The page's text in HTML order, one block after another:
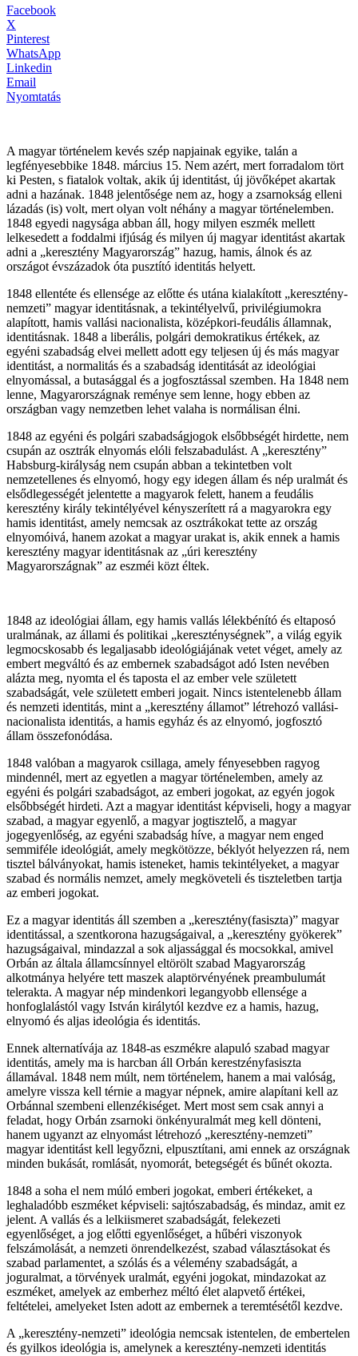
Facebook
X
Pinterest
WhatsApp
Linkedin
Email
Nyomtatás
A magyar történelem kevés szép napjainak egyike, talán a
legfényesebbike 1848. március 15. Nem azért, mert forradalom tört
ki Pesten, s fiatalok voltak, akik új identitást, új jövőképet akartak
adni a hazának. 1848 jelentősége nem az, hogy a zsarnokság elleni
lázadás (is) volt, mert olyan volt néhány a magyar történelemben.
1848 egyedi nagysága abban áll, hogy milyen eszmék mellett
lelkesedett a foddalmi ifjúság és milyen új magyar identitást akartak
adni a „keresztény Magyarország” hazug, hamis, álnok és az
országot évszázadok óta pusztító identitás helyett.
1848 ellentéte és ellensége az előtte és utána kialakított „keresztény-
nemzeti” magyar identitásnak, a tekintélyelvű, privilégiumokra
alapított, hamis vallási nacionalista, középkori-feudális államnak,
identitásnak. 1848 a liberális, polgári demokratikus értékek, az
egyéni szabadság elvei mellett adott egy teljesen új és más magyar
identitást, a normalitás és a szabadság identitását az ideológiai
elnyomással, a butasággal és a jogfosztással szemben. Ha 1848 nem
lenne, Magyarországnak reménye sem lenne, hogy ebben az
országban vagy nemzetben lehet valaha is normálisan élni.
1848 az egyéni és polgári szabadságjogok elsőbbségét hirdette, nem
csupán az osztrák elnyomás elóli felszabadulást. A „keresztény”
Habsburg-királyság nem csupán abban a tekintetben volt
nemzetellenes és elnyomó, hogy egy idegen állam és nép uralmát és
elsődlegességét jelentette a magyarok felett, hanem a feudális
keresztény király tekintélyével kényszerített rá a magyarokra egy
hamis identitást, amely nemcsak az osztrákokat tette az ország
elnyomóivá, hanem azokat a magyar urakat is, akik ennek a hamis
keresztény magyar identitásnak az „úri keresztény
Magyarországnak” az eszméi közt éltek.
1848 az ideológiai állam, egy hamis vallás lélekbénító és eltaposó
uralmának, az állami és politikai „kereszténységnek”, a világ egyik
legmocskosabb és legaljasabb ideológiájának vetet véget, amely az
embert megváltó és az embernek szabadságot adó Isten nevében
alázta meg, nyomta el és taposta el az ember vele született
szabadságát, vele született emberi jogait. Nincs istentelenebb állam
és nemzeti identitás, mint a „keresztény államot” létrehozó vallási-
nacionalista identitás, a hamis egyház és az elnyomó, jogfosztó
állam összefonódása.
1848 valóban a magyarok csillaga, amely fényesebben ragyog
mindennél, mert az egyetlen a magyar történelemben, amely az
egyéni és polgári szabadságot, az emberi jogokat, az egyén jogok
elsőbbségét hirdeti. Azt a magyar identitást képviseli, hogy a magyar
szabad, a magyar egyenlő, a magyar jogtisztelő, a magyar
jogegyenlőség, az egyéni szabadság híve, a magyar nem enged
semmiféle ideológiát, amely megkötözze, béklyót helyezzen rá, nem
tisztel bálványokat, hamis isteneket, hamis tekintélyeket, a magyar
szabad és normális nemzet, amely megköveteli és tiszteletben tartja
az emberi jogokat.
Ez a magyar identitás áll szemben a „keresztény(fasiszta)” magyar
identitással, a szentkorona hazugságaival, a „keresztény gyökerek”
hazugságaival, mindazzal a sok aljassággal és mocsokkal, amivel
Orbán az általa államcsínnyel eltörölt szabad Magyarország
alkotmánya helyére tett maszek alaptörvényének preambulumát
telerakta. A magyar nép mindenkori legangyobb ellensége a
honfoglalástól vagy István királytól kezdve ez a hamis, hazug,
elnyomó és aljas ideológia és identitás.
Ennek alternatívája az 1848-as eszmékre alapuló szabad magyar
identitás, amely ma is harcban áll Orbán kerestzényfasiszta
államával. 1848 nem múlt, nem történelem, hanem a mai valóság,
amelyre vissza kell térnie a magyar népnek, amire alapítani kell az
Orbánnal szembeni ellenzékiséget. Mert most sem csak annyi a
feladat, hogy Orbán zsarnoki önkényuralmát meg kell dönteni,
hanem ugyanzt az elnyomást létrehozó „keresztény-nemzeti”
magyar identitást kell legyőzni, elpusztítani, ami ennek az országnak
minden bukását, romlását, nyomorát, betegségét és bűnét okozta.
1848 a soha el nem múló emberi jogokat, emberi értékeket, a
leghaladóbb eszméket képviseli: sajtószabadság, és mindaz, amit ez
jelent. A vallás és a lelkiismeret szabadságát, felekezeti
egyenlőséget, a jog előtti egyenlőséget, a hűbéri viszonyok
felszámolását, a nemzeti önrendelkezést, szabad választásokat és
szabad parlamentet, a szólás és a vélemény szabadságát, a
joguralmat, a törvények uralmát, egyéni jogokat, mindazokat az
eszméket, amelyek az emberhez méltó élet alapvető értékei,
feltételei, amelyeket Isten adott az embernek a teremtésétől kezdve.
A „keresztény-nemzeti” ideológia nemcsak istentelen, de embertelen
és gyilkos ideológia is, amelynek a keresztény-nemzeti identitás